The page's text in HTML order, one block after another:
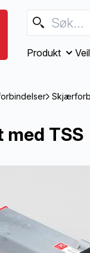
Produkt
med TSS